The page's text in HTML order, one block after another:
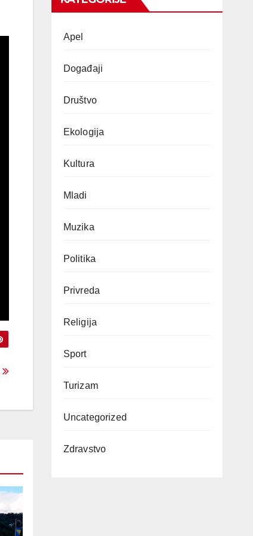
Apel
Događaji
Društvo
Ekologija
Kultura
Mladi
Muzika
Politika
Privreda
Religija
Sport
Turizam
Uncategorized
Zdravstvo